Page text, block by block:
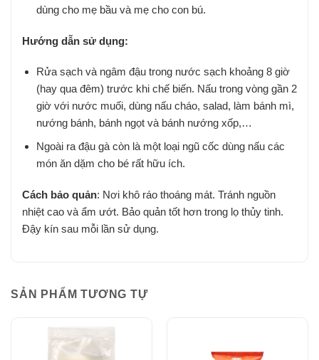
dùng cho mẹ bầu và mẹ cho con bú.
Hướng dẫn sử dụng:
Rửa sạch và ngâm đậu trong nước sạch khoảng 8 giờ
(hay qua đêm) trước khi chế biến. Nấu trong vòng gần 2
giờ với nước muối, dùng nấu cháo, salad, làm bánh mì,
nướng bánh, bánh ngọt và bánh nướng xốp,…
Ngoài ra đậu gà còn là một loại ngũ cốc dùng nấu các
món ăn dặm cho bé rất hữu ích.
Cách bảo quản: Nơi khô ráo thoáng mát. Tránh nguồn
nhiệt cao và ẩm ướt. Bảo quản tốt hơn trong lọ thủy tinh.
Đậy kín sau mỗi lần sử dụng.
SẢN PHẨM TƯƠNG TỰ